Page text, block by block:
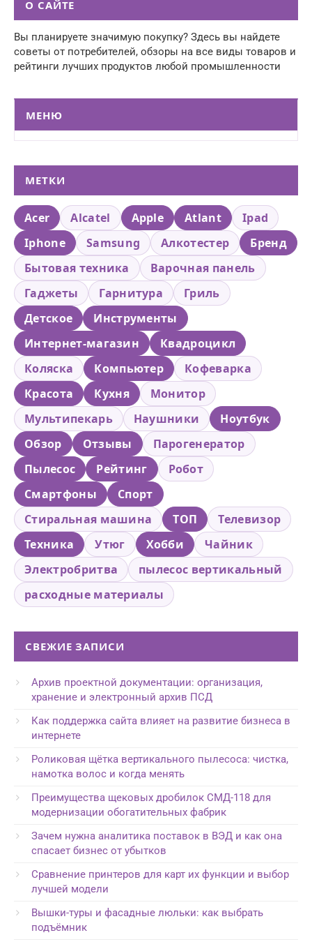
О САЙТЕ
Вы планируете значимую покупку? Здесь вы найдете
советы от потребителей, обзоры на все виды товаров и
рейтинги лучших продуктов любой промышленности
МЕНЮ
МЕТКИ
Acer Alcatel Apple Atlant
Ipad
Iphone
Samsung Алкотестер
Бренд
Бытовая техника
Варочная панель
Гаджеты
Гарнитура
Гриль
Детское
Инструменты
Интернет-магазин
Квадроцикл
Коляска
Компьютер
Кофеварка
Красота
Кухня
Монитор
Мультипекарь
Наушники
Ноутбук
Обзор
Отзывы
Парогенератор
Пылесос
Рейтинг
Робот
Смартфоны
Спорт
Стиральная машина
ТОП
Телевизор
Техника
Утюг Хобби
Чайник
Электробритва
пылесос вертикальный
расходные материалы
СВЕЖИЕ ЗАПИСИ
Архив проектной документации: организация,
хранение и электронный архив ПСД
Как поддержка сайта влияет на развитие бизнеса в
интернете
Роликовая щётка вертикального пылесоса: чистка,
намотка волос и когда менять
Преимущества щековых дробилок СМД-118 для
модернизации обогатительных фабрик
Зачем нужна аналитика поставок в ВЭД и как она
спасает бизнес от убытков
Сравнение принтеров для карт их функции и выбор
лучшей модели
Вышки-туры и фасадные люльки: как выбрать
подъёмник